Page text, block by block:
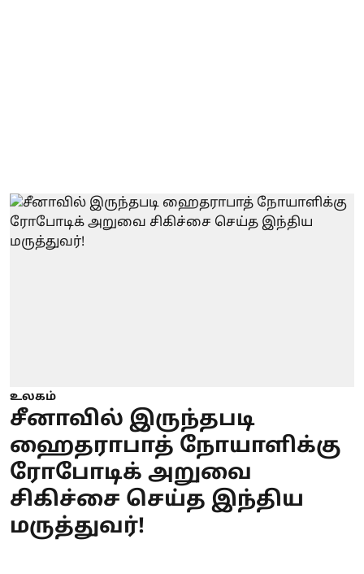
உலகம்
சீனாவில் இருந்தபடி
ஹைதராபாத் நோயாளிக்கு
ரோபோடிக் அறுவை
சிகிச்சை செய்த இந்திய
மருத்துவர்!